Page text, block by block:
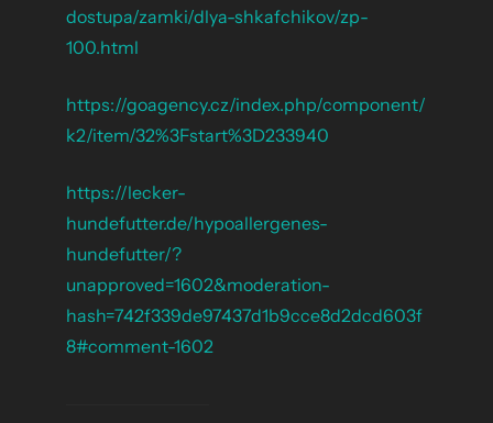
dostupa/zamki/dlya-shkafchikov/zp-
100.html
https://goagency.cz/index.php/component/
k2/item/32%3Fstart%3D233940
https://lecker-
hundefutter.de/hypoallergenes-
hundefutter/?
unapproved=1602&moderation-
hash=742f339de97437d1b9cce8d2dcd603f
8#comment-1602